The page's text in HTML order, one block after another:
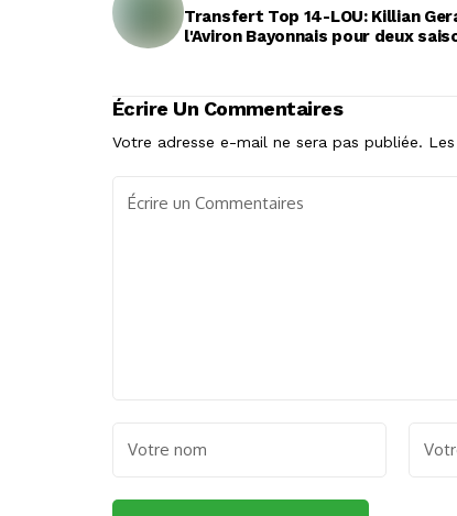
Transfert Top 14-LOU: Killian
l'Aviron Bayonnais pour deux
Écrire Un Commentaires
Votre adresse e-mail ne sera pas publiée.